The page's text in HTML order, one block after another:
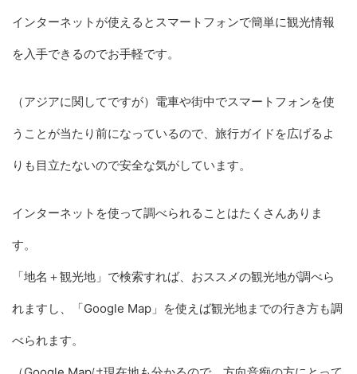
インターネットが使えるとスマートフォンで簡単に観光情報
を入手できるのでお手軽です。
（アジアに関してですが）電車や街中でスマートフォンを使
うことが当たり前になっているので、旅行ガイドを広げるよ
りも目立たないので安全な気がしています。
インターネットを使って調べられることはたくさんありま
す。
「地名＋観光地」で検索すれば、おススメの観光地が調べら
れますし、「Google Map」を使えば観光地までの行き方も調
べられます。